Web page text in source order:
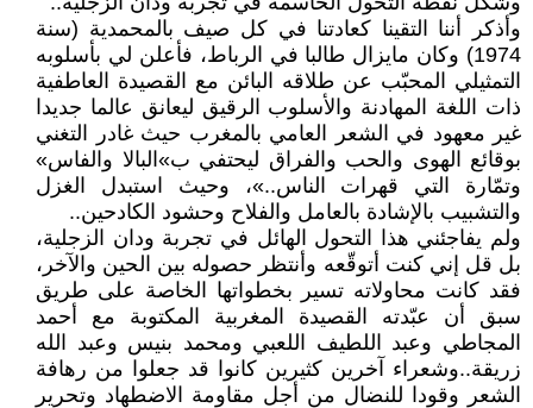
وأذكر أننا التقينا كعادتنا في كل صيف بالمحمدية (سنة
1974) وكان مايزال طالبا في الرباط، فأعلن لي بأسلوبه
التمثيلي المحبّب عن طلاقه البائن مع القصيدة العاطفية
ذات اللغة المهادنة والأسلوب الرقيق ليعانق عالما جديدا
غير معهود في الشعر العامي بالمغرب حيث غادر التغني
بوقائع الهوى والحب والفراق ليحتفي ب»البالا والفاس»
وتمّارة التي قهرات الناس..»، وحيث استبدل الغزل
والتشبيب بالإشادة بالعامل والفلاح وحشود الكادحين..
ولم يفاجئني هذا التحول الهائل في تجربة ودان الزجلية،
بل قل إني كنت أتوقّعه وأنتظر حصوله بين الحين والآخر،
فقد كانت محاولاته تسير بخطواتها الخاصة على طريق
سبق أن عبّدته القصيدة المغربية المكتوبة مع أحمد
المجاطي وعبد اللطيف اللعبي ومحمد بنيس وعبد الله
زريقة..وشعراء آخرين كثيرين كانوا قد جعلوا من رهافة
الشعر وقودا للنضال من أجل مقاومة الاضطهاد وتحرير